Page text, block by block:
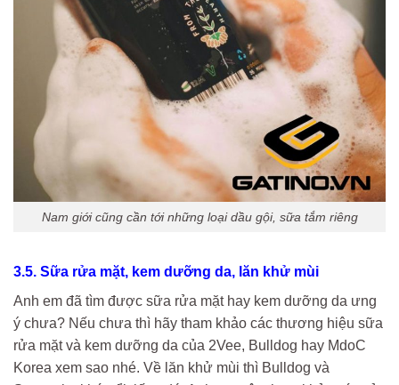
Nam giới cũng cần tới những loại dầu gội, sữa tắm riêng
3.5. Sữa rửa mặt, kem dưỡng da, lăn khử mùi
Anh em đã tìm được sữa rửa mặt hay kem dưỡng da ưng
ý chưa? Nếu chưa thì hãy tham khảo các thương hiệu sữa
rửa mặt và kem dưỡng da của 2Vee, Bulldog hay MdoC
Korea xem sao nhé. Về lăn khử mùi thì Bulldog và